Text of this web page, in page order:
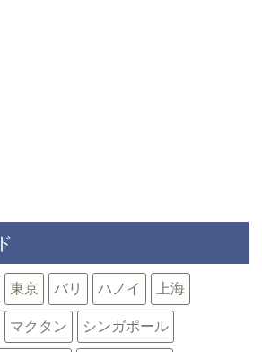
東京 バリ ハノイ 上海
マクタン シンガポール